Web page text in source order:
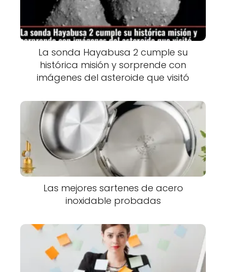
La sonda Hayabusa 2 cumple su
histórica misión y sorprende con
imágenes del asteroide que visitó
Las mejores sartenes de acero
inoxidable probadas